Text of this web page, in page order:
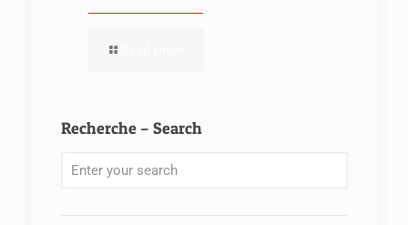
Recherche – Search